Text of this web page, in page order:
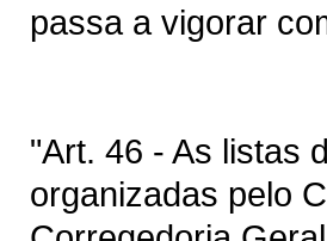
passa a vigorar
"Art. 46 - As listas
organizadas pelo